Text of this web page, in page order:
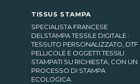
TISSUS STAMPA
SPECIALISTA FRANCESE
DELSTAMPA TESSILE DIGITALE :
TESSUTO PERSONALIZZATO, DTF
PELLICOLE E OGGETTI TESSILI
STAMPATI SU RICHIESTA, CON UN
PROCESSO DI STAMPA
ECOLOGICA.